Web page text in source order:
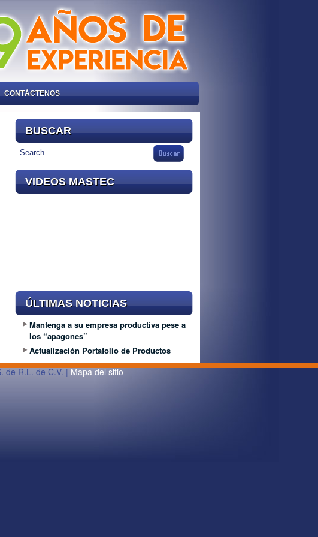
CONTÁCTENOS
BUSCAR
VIDEOS MASTEC
ÚLTIMAS NOTICIAS
Mantenga a su empresa productiva pese a
los “apagones”
Actualización Portafolio de Productos
de R.L. de C.V. |Mapa del sitio